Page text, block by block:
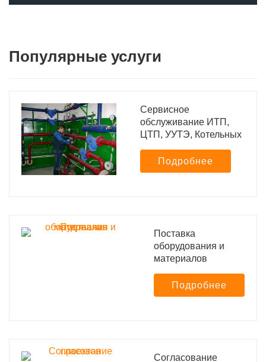
Популярные услуги
Сервисное
обслуживание ИТП,
ЦТП, УУТЭ, Котельных
Подробнее
Поставка
оборудования и
материалов
Подробнее
Согласование